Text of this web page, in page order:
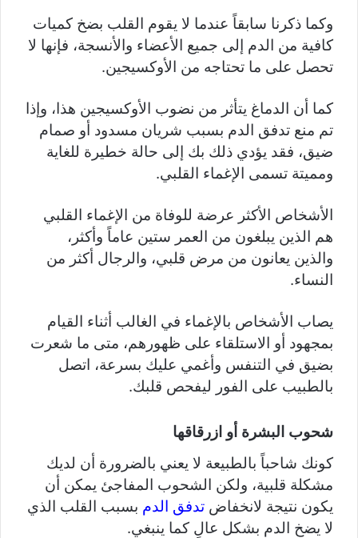
وكما ذكرنا سابقاً عندما لا يقوم القلب بضخ كميات
كافية من الدم إلى جميع الأعضاء والأنسجة، فإنها لا
تحصل على ما تحتاجه من الأوكسيجين.
كما أن الدماغ يتأثر من نضوب الأوكسيجين هذا، وإذا
تم منع تدفق الدم بسبب شريان مسدود أو صمام
ضيق، فقد يؤدي ذلك بك إلى حالة خطيرة للغاية
ومميتة تسمى الإغماء القلبي.
الأشخاص الأكثر عرضة للوفاة من الإغماء القلبي
هم الذين يبلغون من العمر ستين عاماً وأكثر،
والذين يعانون من مرض قلبي، والرجال أكثر من
النساء.
يصاب الأشخاص بالإغماء في الغالب أثناء القيام
بمجهود أو الاستلقاء على ظهورهم، متى ما شعرت
بضيق في التنفس وأغمي عليك بسرعة، اتصل
بالطبيب على الفور ليفحص قلبك.
شحوب البشرة أو ازرقاقها
كونك شاحباً بالطبيعة لا يعني بالضرورة أن لديك
مشكلة قلبية، ولكن الشحوب المفاجئ يمكن أن
يكون نتيجة لانخفاض تدفق الدم بسبب القلب الذي
لا يضخ الدم بشكل عالٍ كما ينبغي.